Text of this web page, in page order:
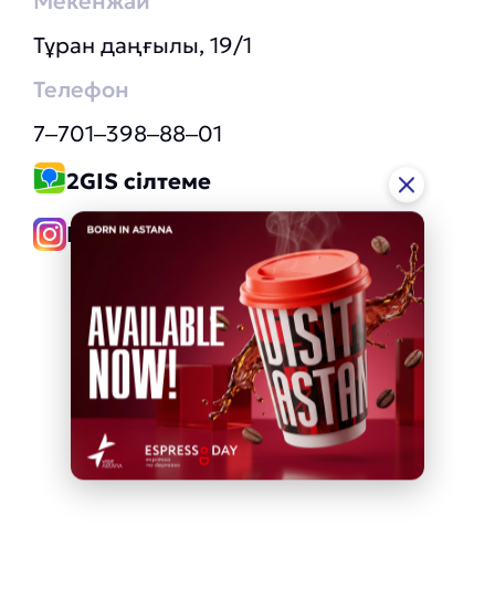
Тұран даңғылы, 19/1
Телефон
7‒701‒398‒88‒01
2GIS сілтеме
Instagram